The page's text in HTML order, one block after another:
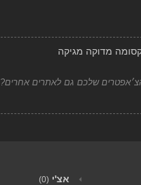
מדוקה מגיקה
שלכם גם לאתרים אחרים?
אצ'י (0)